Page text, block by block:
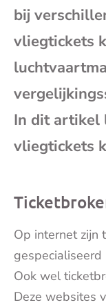
bij
vliegtickets
In dit artikel
vliegtickets
Op internet zijn
Ook wel
Deze websites